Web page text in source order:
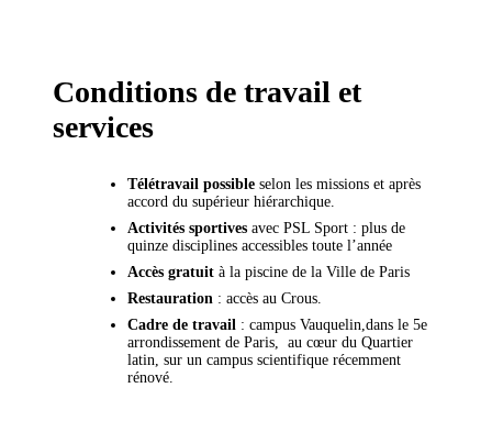
Conditions de travail et
services
Télétravail possible selon les missions et après
accord du supérieur hiérarchique.
Activités sportives avec PSL Sport : plus de
quinze disciplines accessibles toute l’année
Accès gratuit à la piscine de la Ville de Paris
Restauration : accès au Crous.
Cadre de travail : campus Vauquelin,dans le 5e
arrondissement de Paris, au cœur du Quartier
latin, sur un campus scientifique récemment
rénové.